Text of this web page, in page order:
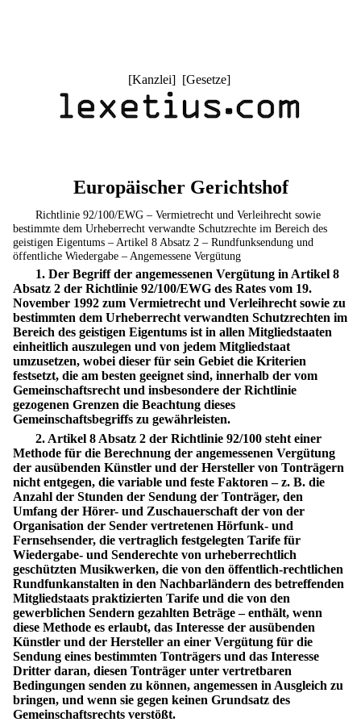
[Kanzlei] [Gesetze]
Europäischer Gerichtshof
Richtlinie 92/100/EWG – Vermietrecht und Verleihrecht sowie
bestimmte dem Urheberrecht verwandte Schutzrechte im Bereich des
geistigen Eigentums – Artikel 8 Absatz 2 – Rundfunksendung und
öffentliche Wiedergabe – Angemessene Vergütung
1. Der Begriff der angemessenen Vergütung in Artikel 8
Absatz 2 der Richtlinie 92/100/EWG des Rates vom 19.
November 1992 zum Vermietrecht und Verleihrecht sowie zu
bestimmten dem Urheberrecht verwandten Schutzrechten im
Bereich des geistigen Eigentums ist in allen Mitgliedstaaten
einheitlich auszulegen und von jedem Mitgliedstaat
umzusetzen, wobei dieser für sein Gebiet die Kriterien
festsetzt, die am besten geeignet sind, innerhalb der vom
Gemeinschaftsrecht und insbesondere der Richtlinie
gezogenen Grenzen die Beachtung dieses
Gemeinschaftsbegriffs zu gewährleisten.
2. Artikel 8 Absatz 2 der Richtlinie 92/100 steht einer
Methode für die Berechnung der angemessenen Vergütung
der ausübenden Künstler und der Hersteller von Tonträgern
nicht entgegen, die variable und feste Faktoren – z. B. die
Anzahl der Stunden der Sendung der Tonträger, den
Umfang der Hörer- und Zuschauerschaft der von der
Organisation der Sender vertretenen Hörfunk- und
Fernsehsender, die vertraglich festgelegten Tarife für
Wiedergabe- und Senderechte von urheberrechtlich
geschützten Musikwerken, die von den öffentlich-rechtlichen
Rundfunkanstalten in den Nachbarländern des betreffenden
Mitgliedstaats praktizierten Tarife und die von den
gewerblichen Sendern gezahlten Beträge – enthält, wenn
diese Methode es erlaubt, das Interesse der ausübenden
Künstler und der Hersteller an einer Vergütung für die
Sendung eines bestimmten Tonträgers und das Interesse
Dritter daran, diesen Tonträger unter vertretbaren
Bedingungen senden zu können, angemessen in Ausgleich zu
bringen, und wenn sie gegen keinen Grundsatz des
Gemeinschaftsrechts verstößt.